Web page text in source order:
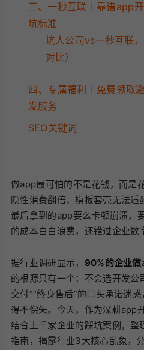
三、一秒互联｜靠谱app
坑标准
坑人公司vs一秒互联
对比）
四、专属福利｜免费领取
发服务
SEO关键词
做app最可怕的不是花钱，而
隐性消费翻倍、模板套壳无法适
最后拿到的app要么卡顿崩溃，
的成本白白浪费，还错过企业数
据行业调研显示， 90%的企业
的根源只有一个：不会选开发公
交付”“终身售后”的口头承诺迷
得不偿失。今天，作为深耕app
结合上千家企业的踩坑案例，
指南，揭露行业3大核心乱象，